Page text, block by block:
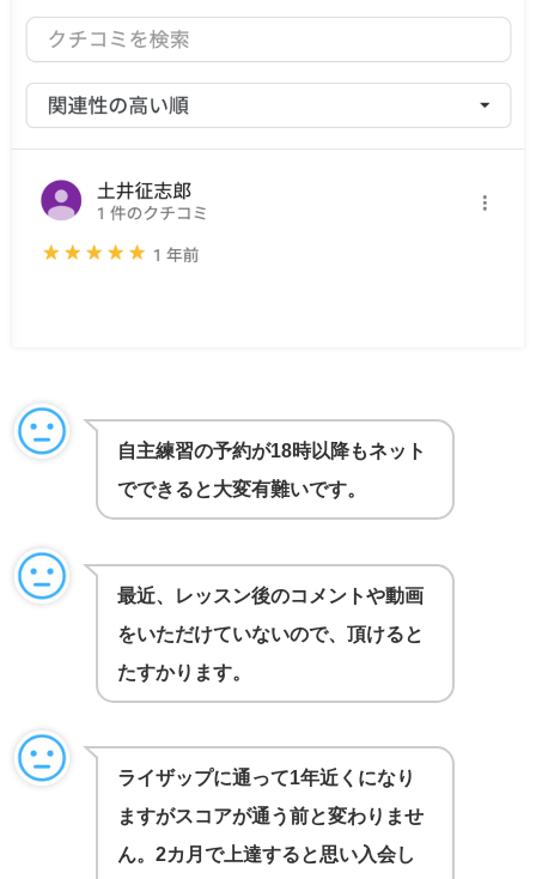
自主練習の予約が18時以降もネット
でできると大変有難いです。
最近、レッスン後のコメントや動画
をいただけていないので、頂けると
たすかります。
ライザップに通って1年近くになり
ますがスコアが通う前と変わりませ
ん。2カ月で上達すると思い入会し